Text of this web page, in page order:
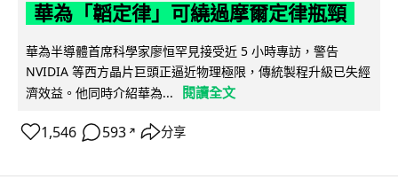
華為「韜定律」可繞過摩爾定律瓶頸
華為半導體首席科學家廖恒罕見接受近 5 小時專訪，警告
NVIDIA 等西方晶片巨頭正逼近物理極限，傳統製程升級已失經
濟效益。他同時介紹華為...
閱讀全文
1,546 593 ↗ 分享